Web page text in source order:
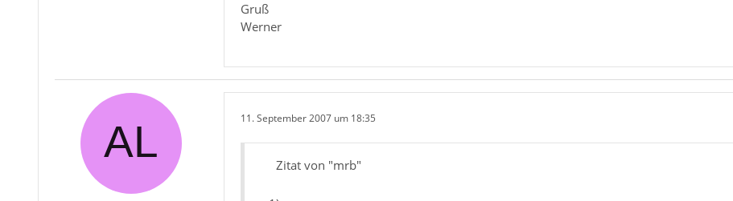
Gruß
Werner
11. September 2007 um 18:35
Zitat von "mrb"